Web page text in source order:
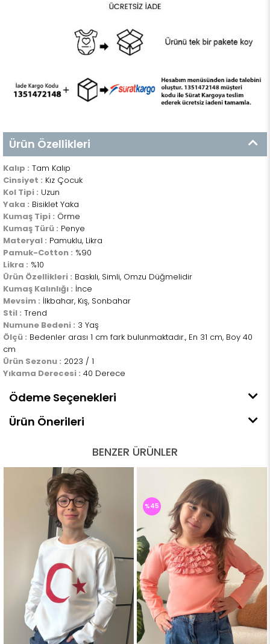
Ürün Özellikleri
Kalıp : Tam Kalıp
Cinsiyet : Kız Çocuk
Kol Tipi : Uzun
Yaka : Bisiklet Yaka
Kumaş Tipi : Örme
Kumaş Türü : Penye
Materyal : Pamuklu, Likra
Pamuk-Cotton : %90
Likra : %10
Ürün Özellikleri : Baskılı, Simli, Omzu Düğmelidir
Kumaş Kalınlığı : İnce
Mevsim : İlkbahar, Kış, Sonbahar
Stil : Trend
Numune Bedeni : 3 Yaş
Ölçü : Bedenler arası 1 cm fark bulunmaktadır., En 31 cm, Boy 40
cm
Ürün Sezonu : 2023 / 1
Yıkama Derecesi : 40 Derece
Ödeme Seçenekleri
Ürün Önerileri
BENZER ÜRÜNLER
%45